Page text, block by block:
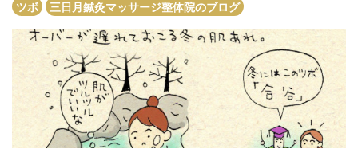
ツボ
三日月鍼灸マッサージ整体院のブログ